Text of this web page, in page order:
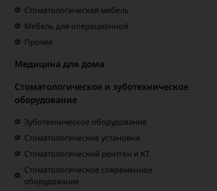
Стоматологическая мебель
Мебель для операционной
Прочее
Медицина для дома
Стоматологическое и зуботехническое
оборудование
Зуботехническое оборудование
Стоматологические установки
Стоматологический рентген и КТ
Стоматологическое современное
оборудование